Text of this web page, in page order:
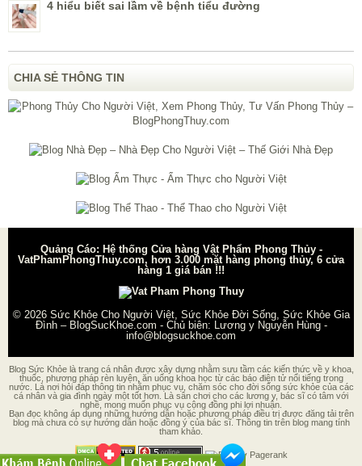
4 hiểu biết sai lầm về bệnh tiểu đường
CHIA SẺ THÔNG TIN
Quảng Cáo: Hệ thống Cửa hàng Vật Phẩm Phong Thủy -
VatPhamPhongThuy.com, hơn 3.000 mặt hàng phong thủy, 6 cửa
hàng 1 giá bán !!!
© 2026 Sức Khỏe Cho Người Việt, Sức Khỏe Đời Sống, Sức Khỏe Gia
Đình – BlogSucKhoe.com - Chủ biên: Lương y Nguyễn Hùng-
info@blogsuckhoe.com
Blog Sức Khỏe là trang cá nhân được xây dựng nhằm sưu tầm các kiến thức về y khoa,
thuốc, phương pháp rèn luyện, ăn uống khoa học từ các báo điện tử nổi tiếng trong
nước. Là nơi hỏi đáp thông tin nhằm phục vụ, chăm sóc cho đời sống sức khỏe của các
cá nhân và gia đình ngày một tốt hơn. Là sân chơi cho các lương y, bác sĩ có tâm với
nghề, mong muốn phục vụ cộng đồng phi lợi nhuận.
Bạn đọc không áp dụng những hướng dẫn hoặc phương pháp điều trị được đăng tải trên
blog mà chưa có sự hướng dẫn hoặc đồng ý của bác sĩ. Thông tin trên blog mang tính
tham khảo.